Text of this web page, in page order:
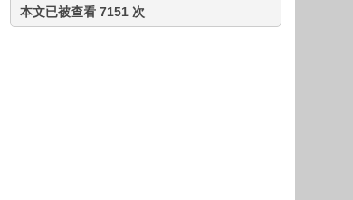
本文已被查看 7151 次